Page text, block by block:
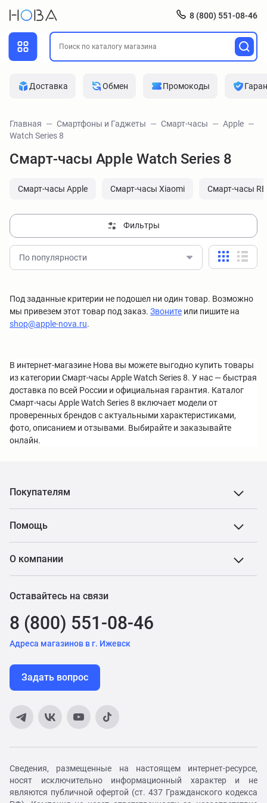
8 (800) 551-08-46
Доставка Обмен Промокоды
Главная Смартфоны и Гаджеты Смарт-часы
Apple
Watch Series 8
Смарт-часы Apple Watch Series 8
Смарт-часы Apple Смарт-часы Xiaomi Смарт-часы
Фильтры
По популярности
Под заданные критерии не подошел ни один товар. Возможно
мы привезем этот товар под заказ. Звоните или пишите на
shop@apple-nova.ru.
В интернет-магазине Нова вы можете выгодно купить товары
из категории Смарт-часы Apple Watch Series 8. У нас — быстрая
доставка по всей России и официальная гарантия. Каталог
Смарт-часы Apple Watch Series 8 включает модели от
проверенных брендов с актуальными характеристиками,
фото, описанием и отзывами. Выбирайте и заказывайте
онлайн.
Покупателям
Помощь
О компании
Оставайтесь на связи
8 (800) 551-08-46
Адреса магазинов в г. Ижевск
Задать вопрос
Сведения, размещенные на настоящем интернет-ресурсе,
носят исключительно информационный характер и не
являются публичной офертой (ст. 437 Гражданского кодекса